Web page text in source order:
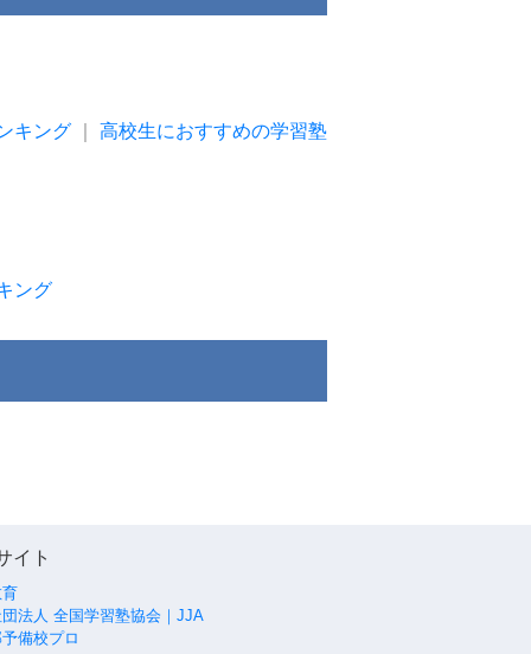
キング 高校生におすすめの学習塾
ング
イト
法人 全国学習塾協会｜JJA
備校プロ